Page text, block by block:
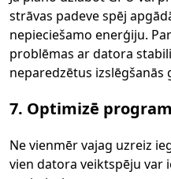
strāvas padeve spēj
nepieciešamo enerģiju.
problēmas ar datora
neparedzētus izslēgšanās
7. Optimizē
Ne vienmēr vajag uzreiz
vien datora veiktspēju var